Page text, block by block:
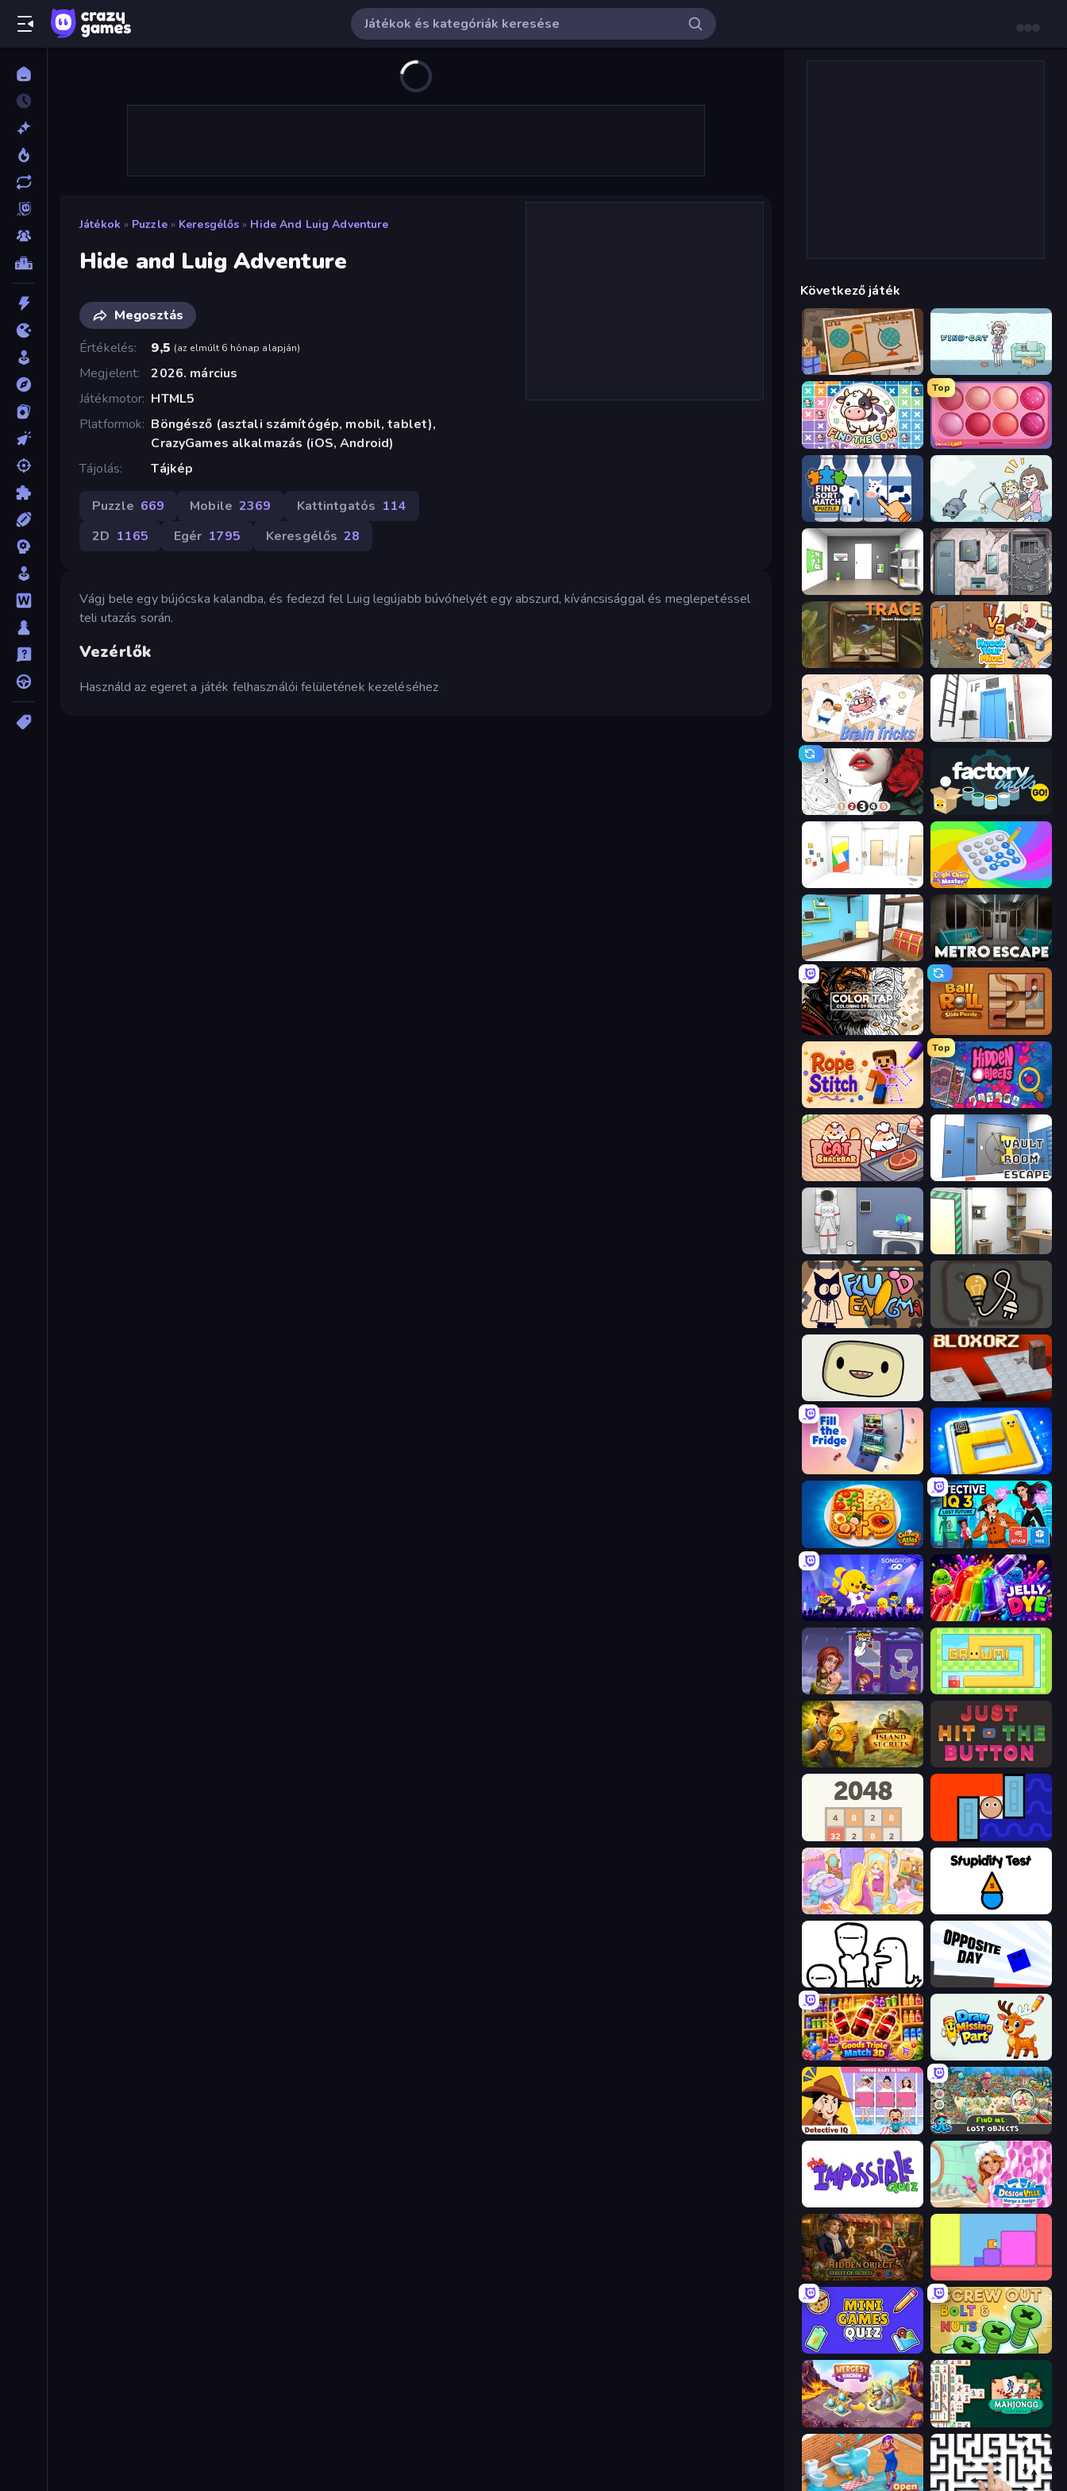
Játékok » Puzzle » Keresgélős » Hide And Luig Adventure
Hide and Luig Adventure
Megosztás
Értékelés
9,5 (az elmúlt 6 hónap alapján)
Megjelent
2026. március
Játékmotor HTML5
Platformok Böngésző (asztali számítógép, mobil, tablet),
CrazyGames alkalmazás (iOS, Android)
Tájolás
Tájkép
Puzzle 669 Mobile 2369 Kattintgatós 114
2D 1165 Egér 1795 Keresgélős 28
Vágj bele egy bújócska kalandba, és fedezd fel Luig legújabb búvóhelyét egy abszurd, kíváncsisággal és meglepetéssel
teli utazás során.
Vezérlők
Használd az egeret a játék felhasználói felületének kezeléséhez
Következő játék
Chigiri: Paper Puzzle
Find The Cow
Top
Piece of Cake: Merge and Bake
Find Sort Match - Puzzle Find Cat 2
Paint Room Escape Cube Stories: Escape
TRACE Knock Your Mind
Brain Tricks: Brain Games Elevator Room Escape
Numicolor Factory Balls Go!
Mirror Room Escape Logic Chain Master
Game Cafe Escape Metro Escape
Color Tap: Coloring by Numbers
Rope Stitch Puzzle
Top
Hidden Objects
Cat Snack Bar Vault Room Escape
Space Museum Escape Machine Room Escape
Fluid Enigma Light The Lamp
SuperWEIRD Bloxorz
Fill The Fridge Ice Slide
Culinary Atlas Detective IQ 3
SongPop GO Jelly Dye
Home Pin 2 Growmi
Hidden Objects: Island Secrets Just Hit the Button
2048 Lava and Aqua
Fairy Room - Decor Game Stupidity Test
I Don't Even Know Opposite Day
Goods Triple Match 3D Draw Missing Part | DOP Puzzle
Detective IQ: Brain Games Find Me: Lost Objects
Designville: Merge & Design
Hidden Object: Street Of Secrets
Mini Games Quiz Screw Out: Bolts and Nuts
Mergest Kingdom Mahjongg Solitaire